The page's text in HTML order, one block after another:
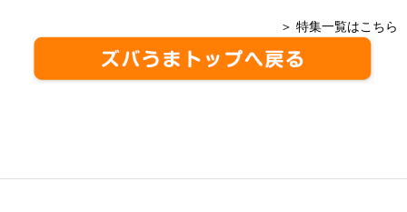
＞ 特集一覧はこちら